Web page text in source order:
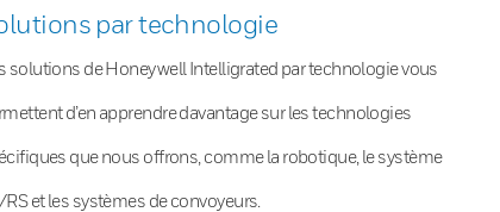
par technologie
solutions de Honeywell Intelligrated par technologie vous
d’en apprendre davantage sur les technologies
que nous offrons, comme la robotique, le système
RS et les systèmes de convoyeurs.